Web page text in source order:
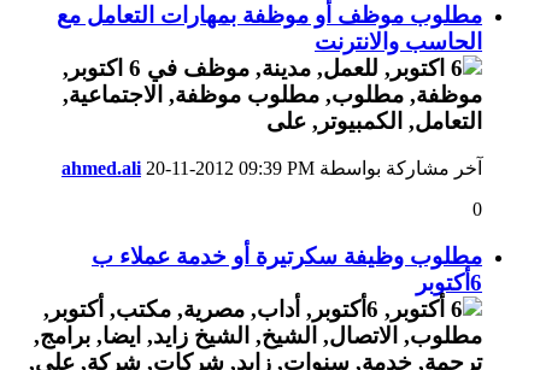
مطلوب موظف أو موظفة بمهارات التعامل مع
الحاسب والانترنت
آخر مشاركة بواسطة ahmed.ali 20-11-2012 09:39 PM
0
مطلوب وظيفة سكرتيرة أو خدمة عملاء ب
6أكتوبر